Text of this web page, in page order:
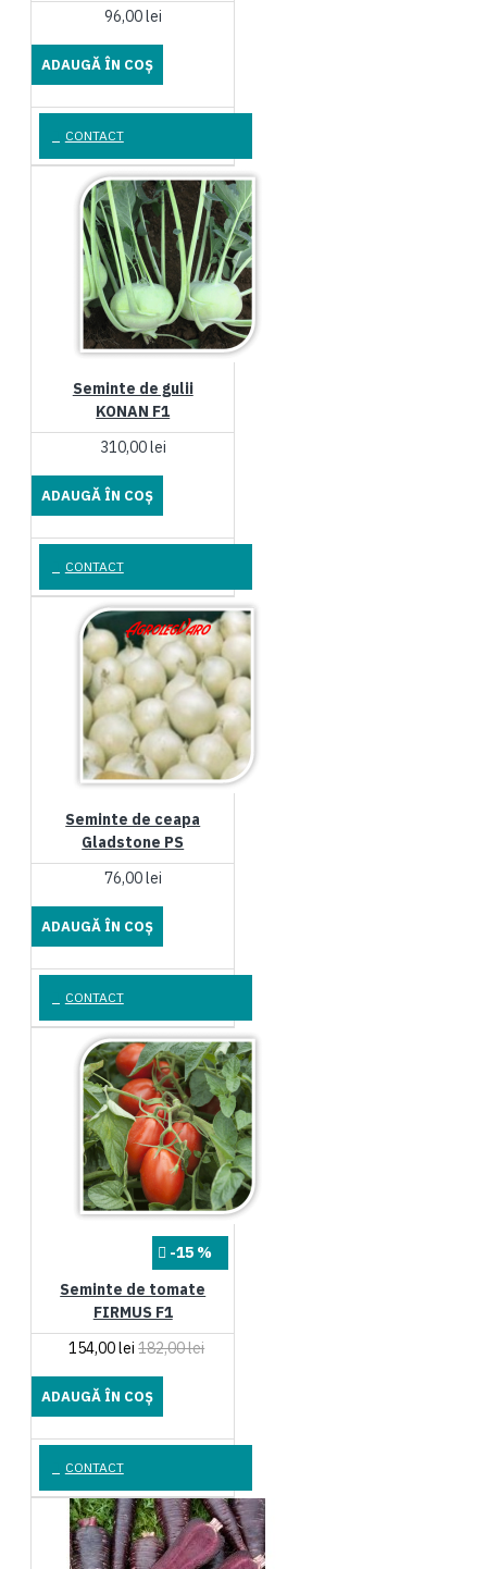
96,00 lei
ADAUGĂ ÎN COŞ
CONTACT
Seminte de gulii
KONAN F1
310,00 lei
ADAUGĂ ÎN COŞ
CONTACT
Seminte de ceapa
Gladstone PS
76,00 lei
ADAUGĂ ÎN COŞ
CONTACT
-15 %
Seminte de tomate
FIRMUS F1
154,00 lei 182,00 lei
ADAUGĂ ÎN COŞ
CONTACT